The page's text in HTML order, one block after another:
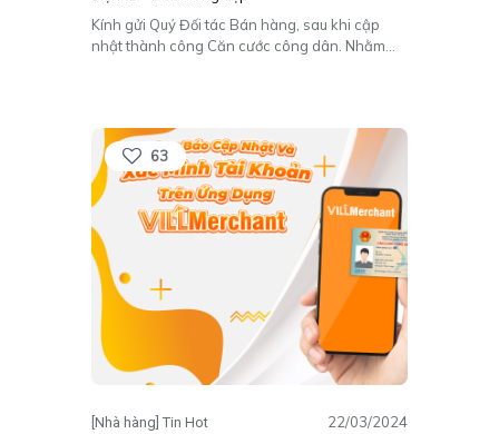
Kính gửi Quý Đối tác Bán hàng, sau khi cập
nhật thành công Căn cước công dân. Nhằm
mình. VILL ban
63
[Nhà hàng] Tin Hot 22/03/2024